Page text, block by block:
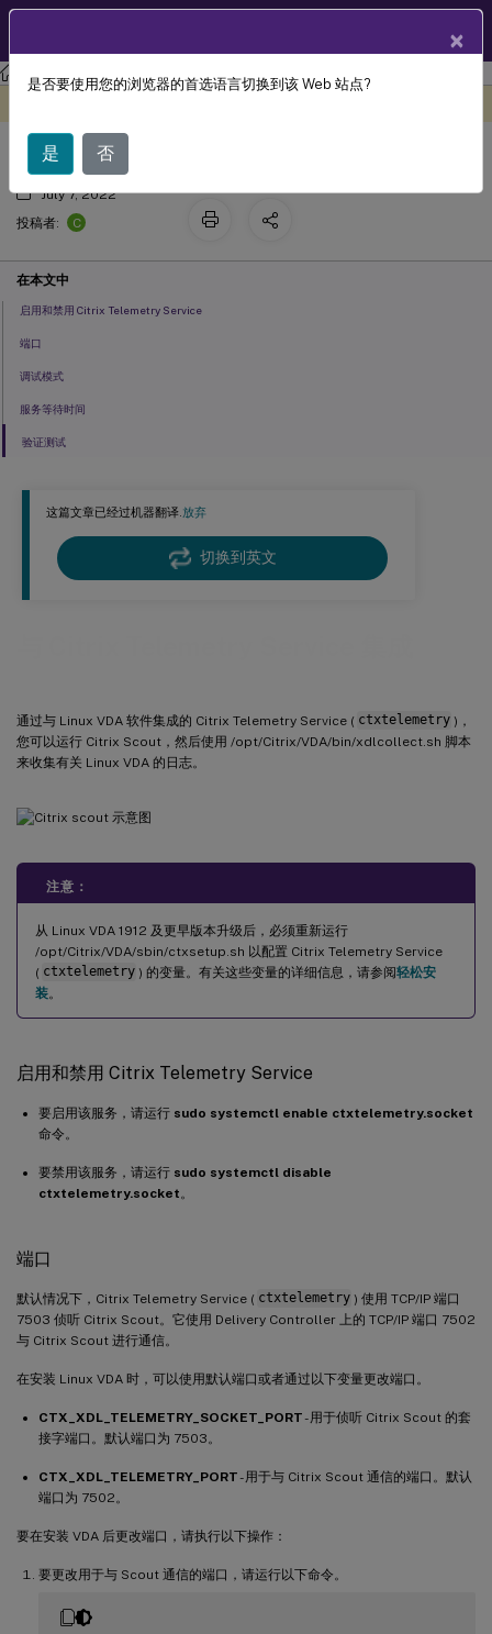
Linux 虚拟投递代理 Linux 虚拟投递代理 2204
这篇文章已经过机器翻译.放弃
切换到英文
通过与 Linux VDA 软件集成的 Citrix Telemetry Service ( ctxtelemetry )，
您可以运行 Citrix Scout，然后使用 /opt/Citrix/VDA/bin/xdlcollect.sh 脚本
来收集有关 Linux VDA 的日志。
注意：
从 Linux VDA 1912 及更早版本升级后，必须重新运行
/opt/Citrix/VDA/sbin/ctxsetup.sh 以配置 Citrix Telemetry Service
( ctxtelemetry ) 的变量。有关这些变量的详细信息，请参阅轻松安
装。
启用和禁用 Citrix Telemetry Service
要启用该服务，请运行 sudo systemctl enable ctxtelemetry.socket
命令。
要禁用该服务，请运行 sudo systemctl disable
ctxtelemetry.socket 。
端口
默认情况下，Citrix Telemetry Service ( ctxtelemetry ) 使用 TCP/IP 端口
7503 侦听 Citrix Scout。它使用 Delivery Controller 上的 TCP/IP 端口 7502
与 Citrix Scout 进行通信。
在安装 Linux VDA 时，可以使用默认端口或者通过以下变量更改端口。
CTX_XDL_TELEMETRY_SOCKET_PORT- 用于侦听 Citrix Scout 的套
接字端口。默认端口为 7503。
CTX_XDL_TELEMETRY_PORT- 用于与 Citrix Scout 通信的端口。默认
端口为 7502。
要在安装 VDA 后更改端口，请执行以下操作：
要更改用于与 Scout 通信的端口，请运行以下命令。
与 Citrix Telemetry Service 集成
July 7, 2022
投稿者:
C
在本文中
启用和禁用 Citrix Telemetry Service
端口
调试模式
服务等待时间
验证测试
×
是否要使用您的浏览器的首选语言切换到该 Web 站点?
是 否